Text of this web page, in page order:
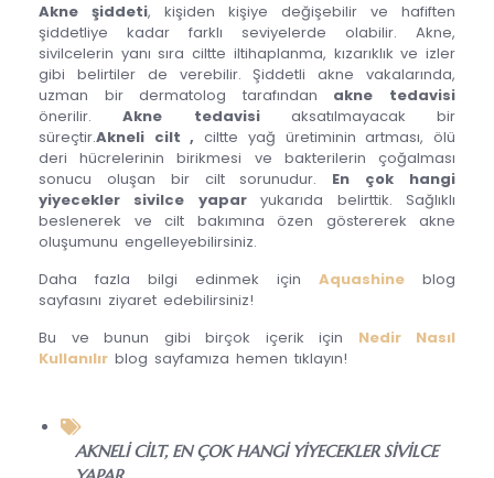
Akne şiddeti, kişiden kişiye değişebilir ve hafiften
şiddetliye kadar farklı seviyelerde olabilir. Akne,
sivilcelerin yanı sıra ciltte iltihaplanma, kızarıklık ve izler
gibi belirtiler de verebilir. Şiddetli akne vakalarında,
uzman bir dermatolog tarafından akne tedavisi
önerilir.Akne tedavisi aksatılmayacak bir
süreçtir.Akneli cilt ,ciltte yağ üretiminin artması, ölü
deri hücrelerinin birikmesi ve bakterilerin çoğalması
sonucu oluşan bir cilt sorunudur. En çok hangi
yiyecekler sivilce yaparyukarıda belirttik. Sağlıklı
beslenerek ve cilt bakımına özen göstererek akne
oluşumunu engelleyebilirsiniz.
Daha fazla bilgi edinmek için Aquashine blog
sayfasını ziyaret edebilirsiniz!
Bu ve bunun gibi birçok içerik için Nedir Nasıl
Kullanılır blog sayfamıza hemen tıklayın!
AKNELI CILT, EN ÇOK HANGI YIYECEKLER SIVILCE